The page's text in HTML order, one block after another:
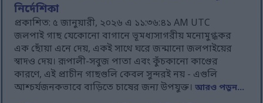
নির্দেশিকা
প্রকাশিত: ৫ জানুয়ারী, ২০২৬ এ ১১:৩৬:৪১ AM UTC
জলপাই গাছ যেকোনো বাগানে ভূমধ্যসাগরীয় মনোমুগ্ধকর
এক ছোঁয়া এনে দেয়, একই সাথে ঘরে জন্মানো জলপাইয়ের
স্বাদও দেয়। রূপালী-সবুজ পাতা এবং কুঁচকানো কাণ্ডের
কারণে, এই প্রাচীন গাছগুলি কেবল সুন্দরই নয় - এগুলি
আশ্চর্যজনকভাবে বাড়িতে চাষের জন্য উপযুক্ত।আরও পড়ুন...